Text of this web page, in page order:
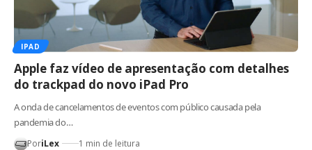
IPAD
Apple faz vídeo de apresentação com detalhes
do trackpad do novo iPad Pro
A onda de cancelamentos de eventos com público causada pela
pandemia do…
PoriLex 1 min de leitura